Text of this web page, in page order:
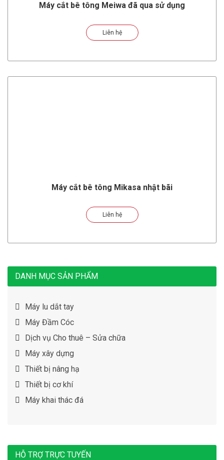
Máy cắt bê tông Meiwa đã qua sử dụng
Liên hệ
Máy cắt bê tông Mikasa nhật bãi
Liên hệ
DANH MỤC SẢN PHẨM
Máy lu dắt tay
Máy Đầm Cóc
Dịch vụ Cho thuê – Sửa chữa
Máy xây dựng
Thiết bị nâng hạ
Thiết bị cơ khí
Máy khai thác đá
HỖ TRỢ TRỰC TUYẾN